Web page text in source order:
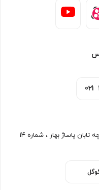
021
پاساژ بهار ، شماره ۱۴